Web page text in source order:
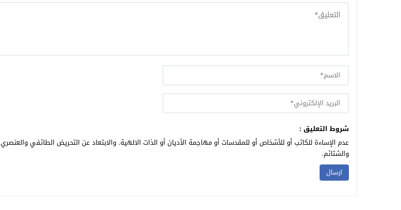
شروط التعليق :
عدم الإساءة للكاتب أو للأشخاص أو للمقدسات أو مهاجمة الأديان أو الذات الالهية. والابتعاد عن التحريض الطائفي والعنصري
والشتائم.